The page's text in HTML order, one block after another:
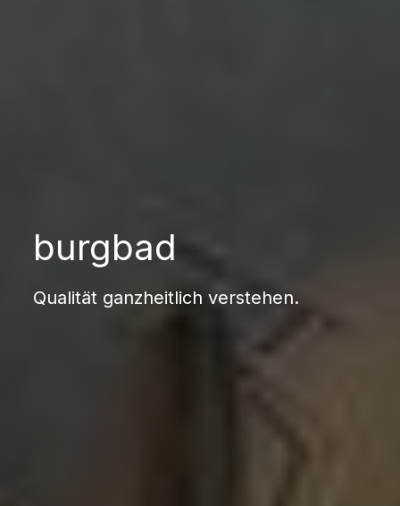
burgbad
Qualität ganzheitlich verstehen.